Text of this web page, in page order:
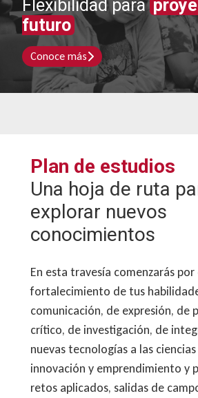
Flexibilidad para
futuro
Conoce más
Plan de estudios
Una hoja de ruta
explorar nuevos
conocimientos
En esta travesía comenzarás por
fortalecimiento de tus
comunicación, de expresión, de
crítico, de investigación, de
nuevas tecnologías a las
innovación y emprendimiento y
retos aplicados, salidas de